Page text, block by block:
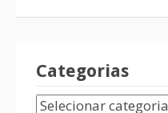
Categorias